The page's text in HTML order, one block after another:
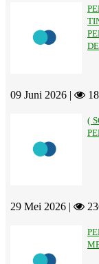
09 Juni 2026 |
(
29 Mei 2026 |